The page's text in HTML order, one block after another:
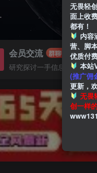
会员交流 群聊
研究探讨一手信息差
无畏轻
面上收
都有！
内容
营、脚
优质付
本站
(推广佣
更新，
无畏
创一样